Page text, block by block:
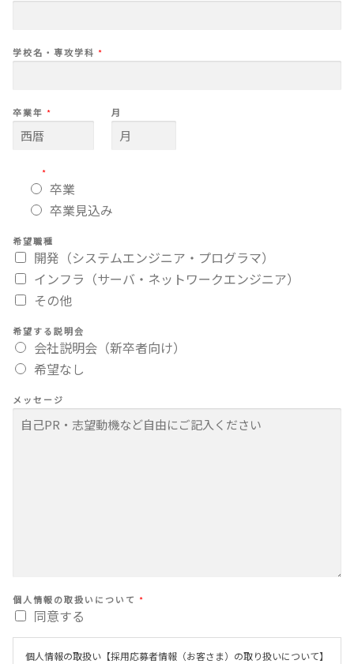
学校名・専攻学科 *
卒業年 * 月
*
卒業
卒業見込み
希望職種
開発（システムエンジニア・プログラマ）
インフラ（サーバ・ネットワークエンジニア）
その他
希望する説明会
会社説明会（新卒者向け）
希望なし
メッセージ
個人情報の取扱いについて *
同意する
個人情報の取扱い【採用応募者情報（お客さま）の取り扱いについて】